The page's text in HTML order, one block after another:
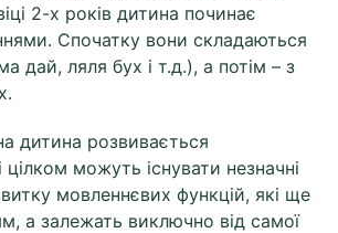
2-х років дитина починає
Спочатку вони складаються
дай, ляля бух і т.д.), а потім – з
дитина розвивається
цілком можуть існувати незначні
мовленнєвих функцій, які ще
а залежать виключно від самої